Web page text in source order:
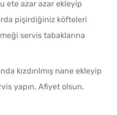
ete azar azar ekleyip
pişirdiğiniz köfteleri
servis tabaklarına
kızdırılmış nane ekleyip
yapın. Afiyet olsun.